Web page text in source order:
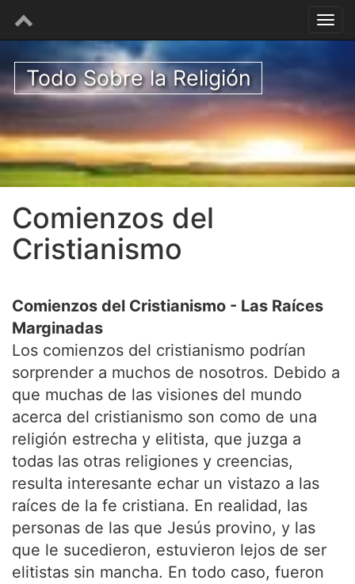
Todo Sobre la Religión
Comienzos del
Cristianismo
Comienzos del Cristianismo - Las Raíces
Marginadas
Los comienzos del cristianismo podrían
sorprender a muchos de nosotros. Debido a
que muchas de las visiones del mundo
acerca del cristianismo son como de una
religión estrecha y elitista, que juzga a
todas las otras religiones y creencias,
resulta interesante echar un vistazo a las
raíces de la fe cristiana. En realidad, las
personas de las que Jesús provino, y las
que le sucedieron, estuvieron lejos de ser
elitistas sin mancha. En todo caso, fueron